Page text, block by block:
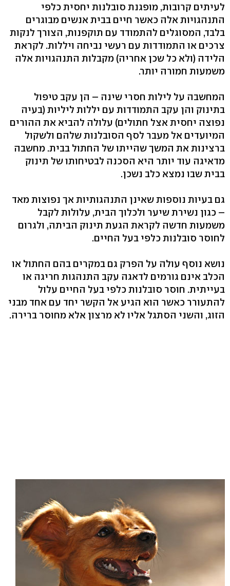
לעיתים קרובות, מופגנת סובלנות יחסית כלפי
התנהגויות אלה כאשר חיים בבית אנשים מבוגרים
בלבד, המסוגלים להתמודד עם תוקפנות, הצורך לנקות
צרכים או התמודדות עם רעשי נביחה ויללות. לקראת
הלידה (ולא כל שכן אחריה) מקבלות התנהגויות אלה
משמעות חמורה יותר.
המחשבה על לילות חסרי שינה – הן עקב טיפול
בתינוק והן עקב התמודדות עם יללות ליליות (בעיה
נפוצה יחסית אצל חתולים) עלולה להביא את ההורים
המיועדים אל מעבר לסף הסובלנות שלהם ולשקול
ברצינות את המשך שהייתו של החתול בבית. מחשבה
מדאיגה עוד יותר היא הסכנה לבטיחותו של תינוק
בבית שבו נמצא כלב נשכן.
גם בעיות נוספות שאינן התנהגותיות אך נפוצות מאד
– כגון נשירת שיער ולכלוך הבית, עלולות לקבל
משמעות חדשה לקראת הגעת תינוק הביתה, ולגרום
לחוסר סובלנות כלפי בעל החיים.
נושא נוסף עולה על הפרק גם במקרים בהם החתול או
הכלב אינם גורמים לדאגה עקב התנהגות חריגה או
בעייתית. חוסר סובלנות כלפי בעל החיים עלול
להתעורר כאשר הוא הגיע אל הקשר יחד עם אחד מבני
הזוג, והשני הסתגל אליו לא מרצון אלא מחוסר ברירה.